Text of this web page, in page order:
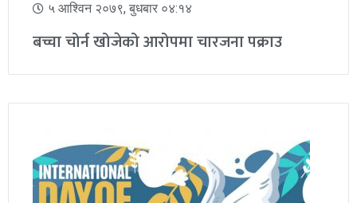
५ आश्विन २०७९, बुधबार ०४:१४
बच्चा चोर्न खोजेको आरोपमा चारजना पक्राउ